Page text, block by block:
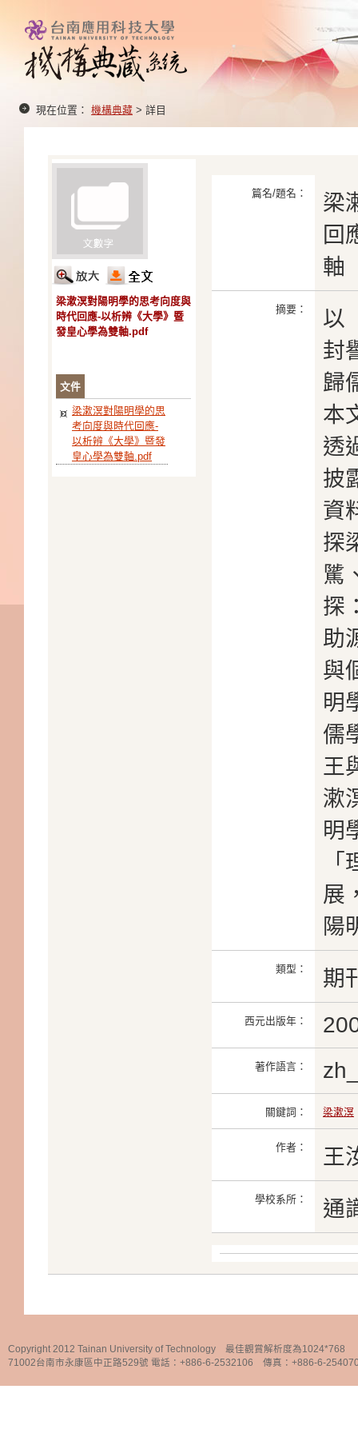
現在位置： 機構典藏 > 詳目
梁漱溟對陽明學的思考向度與
時代回應-以析辨《大學》暨
發皇心學為雙軸.pdf
文件
梁漱溟對陽明學的思
考向度與時代回應-
以析辨《大學》暨發
皇心學為雙軸.pdf
篇名/題名：
梁
回
軸
摘要：
以
封
歸
本
透
披
資
探
騭
探
助
與
明
儒
王
漱
明
展
陽
類型： 期
西元出版年：
著作語言：
關鍵詞： 梁漱溟
作者： 王
學校系所： 通
Copyright 2012 Tainan University of Technology 最佳觀賞解析度為1024*768
71002台南市永康區中正路529號 電話：+886-6-2532106 傳真：+886-6-